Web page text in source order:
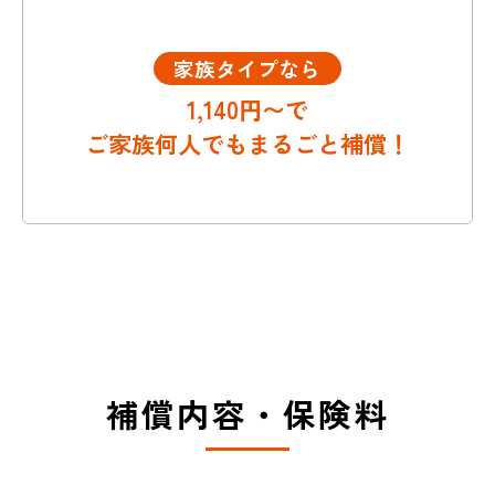
家族タイプなら
1,140円〜で
ご家族何人でもまるごと補償！
補償内容・保険料